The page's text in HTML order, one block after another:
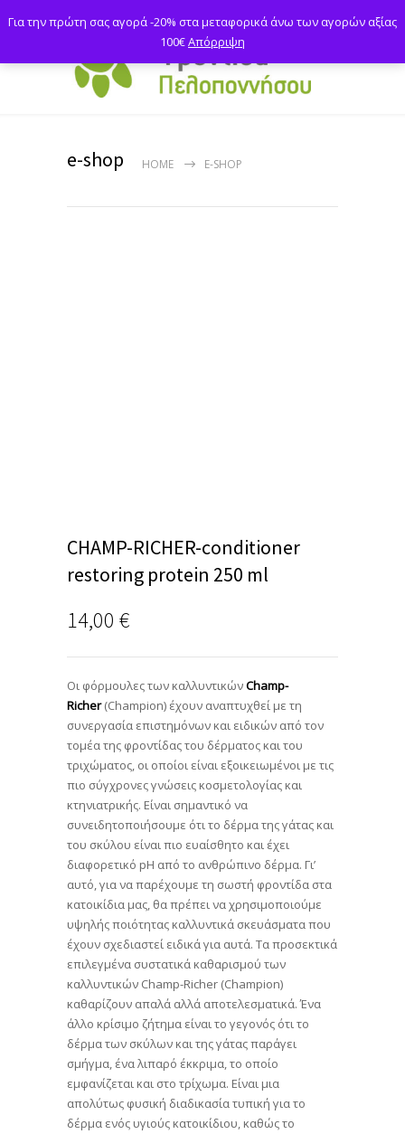
e-shop HOME E-SHOP
CHAMP-RICHER-conditioner
restoring protein 250 ml
14,00 €
Οι φόρμουλες των καλλυντικώνChamp-
Richer(Champion) έχουν αναπτυχθεί με τη
συνεργασία επιστημόνων και ειδικών από τον
τομέα της φροντίδας του δέρματος και του
τριχώματος, οι οποίοι είναι εξοικειωμένοι με τις
πιο σύγχρονες γνώσεις κοσμετολογίας και
κτηνιατρικής. Είναι σημαντικό να
συνειδητοποιήσουμε ότι το δέρμα της γάτας και
του σκύλου είναι πιο ευαίσθητο και έχει
διαφορετικό pH από το ανθρώπινο δέρμα. Γι’
αυτό, για να παρέχουμε τη σωστή φροντίδα στα
κατοικίδια μας, θα πρέπει να χρησιμοποιούμε
υψηλής ποιότητας καλλυντικά σκευάσματα που
έχουν σχεδιαστεί ειδικά για αυτά. Τα προσεκτικά
επιλεγμένα συστατικά καθαρισμού των
καλλυντικών Champ-Richer (Champion)
καθαρίζουν απαλά αλλά αποτελεσματικά. Ένα
άλλο κρίσιμο ζήτημα είναι το γεγονός ότι το
δέρμα των σκύλων και της γάτας παράγει
σμήγμα, ένα λιπαρό έκκριμα, το οποίο
εμφανίζεται και στο τρίχωμα. Είναι μια
απολύτως φυσική διαδικασία τυπική για το
δέρμα ενός υγιούς κατοικίδιου, καθώς το
Για την πρώτη σας αγορά -20% στα μεταφορικά άνω των αγορών αξίας
100€Απόρριψη